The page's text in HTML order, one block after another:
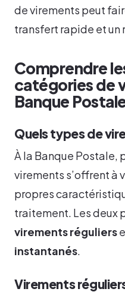
de virements peut
transfert rapide et
Comprendre
catégories de
Banque
Quels types de
À la Banque Postale,
virements s’offrent à
propres
traitement. Les deux
virements réguliers
instantanés.
Virements